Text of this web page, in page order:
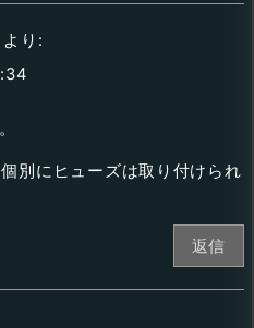
より:
別にヒューズは取り付けられ
返信